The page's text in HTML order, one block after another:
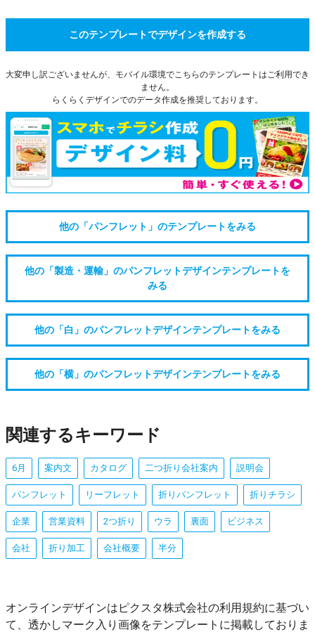
このテンプレートでデザインを作成する
大変申し訳ございませんが、モバイル環境でこちらのテンプレートはご利用でき
ません。
らくらくデザインでのデータ作成を推奨しております。
他の「パンフレット」のテンプレートをみる
他の「製造・運輸」のパンフレットデザインテンプレートを
みる
他の「白」のパンフレットデザインテンプレートをみる
他の「横」のパンフレットデザインテンプレートをみる
関連するキーワード
6月 案内文 カタログ 二つ折り会社案内 説明会
パンフレット リーフレット 折りパンフレット 折りチラシ
企業 営業資料 2つ折り ウラ 裏面 ビジネス
会社 折り加工 会社概要 半分
オンラインデザインはピクスタ株式会社の利用規約に基づい
て、透かしマーク入り画像をテンプレートに掲載しておりま